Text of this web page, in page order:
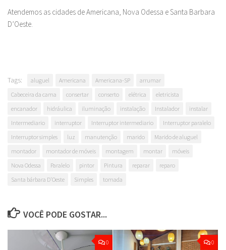
Atendemos as cidades de Americana, Nova Odessa e Santa Barbara
D’Oeste.
Tags: aluguel Americana Americana-SP
arrumar
Cabeceira da cama
consertar conserto elétrica
eletricista
encanador
hidráulica iluminação instalação Instalador
instalar
Intermediario
interruptor Interruptor intermediario
Interruptor paralelo
Interruptor simples
luz manutenção marido
Marido de aluguel
montador
montador de móveis montagem montar
móveis
Nova Odessa
Paralelo pintor Pintura reparar
reparo
Santa bárbara D'Oeste
Simples tomada
VOCÊ PODE GOSTAR...
0 0